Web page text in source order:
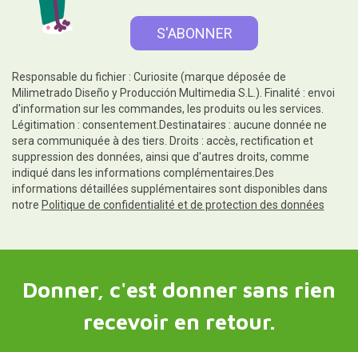
Responsable du fichier : Curiosite (marque déposée de
Milimetrado Diseño y Producción Multimedia S.L.). Finalité : envoi
d'information sur les commandes, les produits ou les services.
Légitimation : consentement.Destinataires : aucune donnée ne
sera communiquée à des tiers. Droits : accès, rectification et
suppression des données, ainsi que d'autres droits, comme
indiqué dans les informations complémentaires.Des
informations détaillées supplémentaires sont disponibles dans
notre Politique de confidentialité et de protection des données
Donner, c'est donner sans rien
recevoir en retour.